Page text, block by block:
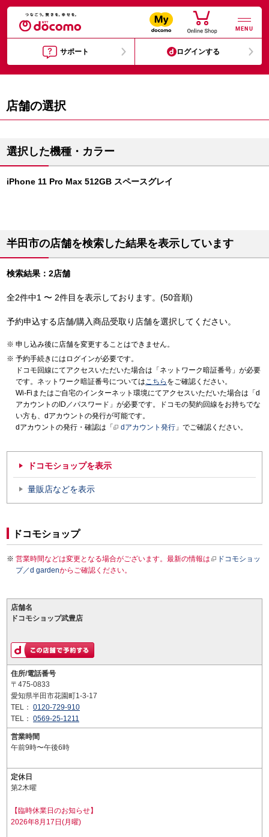
MENU
サポート ログインする
店舗の選択
選択した機種・カラー
iPhone 11 Pro Max 512GB スペースグレイ
半田市の店舗を検索した結果を表示しています
検索結果：2店舗
全2件中1 〜 2件目を表示しております。(50音順)
予約申込する店舗/購入商品受取り店舗を選択してください。
申し込み後に店舗を変更することはできません。
予約手続きにはログインが必要です。
ドコモ回線にてアクセスいただいた場合は「ネットワーク暗証番号」が必要
です。ネットワーク暗証番号についてはこちら をご確認ください。
Wi-Fiまたはご自宅のインターネット環境にてアクセスいただいた場合は「d
アカウントのID／パスワード」が必要です。ドコモの契約回線をお持ちでな
い方も、dアカウントの発行が可能です。
dアカウントの発行・確認は「
dアカウント発行 」でご確認ください。
ドコモショップを表示
量販店などを表示
ドコモショップ
営業時間などは変更となる場合がございます。最新の情報は
ドコモショッ
プ／d gardenからご確認ください。
店舗名
ドコモショップ武豊店
住所/電話番号
〒475-0833
愛知県半田市花園町1-3-17
TEL： 0120-729-910
TEL： 0569-25-1211
営業時間
午前9時〜午後6時
定休日
第2木曜
【臨時休業日のお知らせ】
2026年8月17日(月曜)